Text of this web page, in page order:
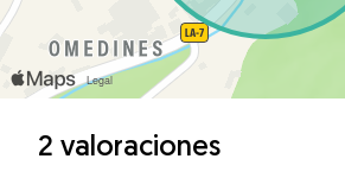
2 valoraciones